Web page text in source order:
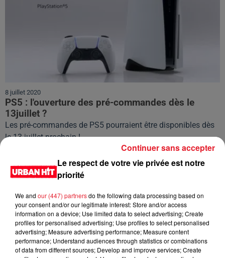
8 juillet 2020
PS5 : l'ouverture des pré-commandes dès le
13juillet ?
Les pré-commandes de PS5 pourraient être disponibles dès
le 13 juillet prochain !
Le respect de votre vie privée est notre
priorité
We and our (447) partnersdo the following data processing based on
your consent and/or our legitimate interest: Store and/or access
information on a device; Use limited data to select advertising; Create
profiles for personalised advertising; Use profiles to select personalised
advertising; Measure advertising performance; Measure content
performance; Understand audiences through statistics or combinations
of data from different sources; Develop and improve services; Create
Continuer sans accepter